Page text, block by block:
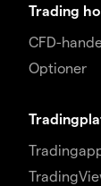
Trading
CFD-
Optioner